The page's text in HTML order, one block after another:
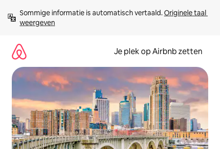
direct
naar
Sommige informatie is automatisch vertaald. Originele taal
weergeven
Je plek op Airbnb zetten